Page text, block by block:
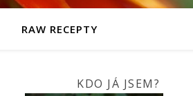
RAW RECEPTY
KDO JÁ JSEM?